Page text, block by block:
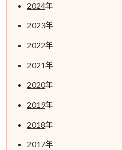
2024年
2023年
2022年
2021年
2020年
2019年
2018年
2017年